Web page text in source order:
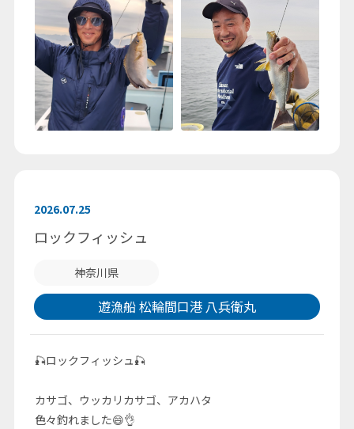
2026.07.25
ロックフィッシュ
神奈川県
遊漁船 松輪間口港 八兵衛丸
🎣ロックフィッシュ🎣
カサゴ、ウッカリカサゴ、アカハタ
色々釣れました😄👌